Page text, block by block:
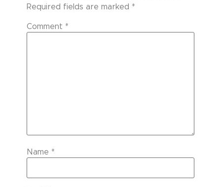
Required fields are marked *
Comment *
Name *